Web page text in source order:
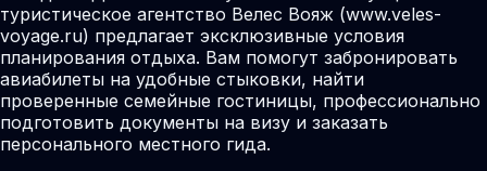
туристическое агентство Велес Вояж (www.veles-
voyage.ru) предлагает эксклюзивные условия
планирования отдыха. Вам помогут забронировать
авиабилеты на удобные стыковки, найти
проверенные семейные гостиницы, профессионально
подготовить документы на визу и заказать
персонального местного гида.